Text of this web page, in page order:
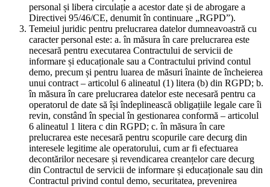
personal și libera circulație a acestor date și de abrogare a
Directivei 95/46/CE, denumit în continuare „RGPD”).
Temeiul juridic pentru prelucrarea datelor dumneavoastră cu
caracter personal este: a. în măsura în care prelucrarea este
necesară pentru executarea Contractului de servicii de
informare și educaționale sau a Contractului privind contul
demo, precum și pentru luarea de măsuri înainte de încheierea
unui contract – articolul 6 alineatul (1) litera (b) din RGPD; b.
în măsura în care prelucrarea datelor este necesară pentru ca
operatorul de date să își îndeplinească obligațiile legale care îi
revin, constând în special în gestionarea conformă – articolul
6 alineatul 1 litera c din RGPD; c. în măsura în care
prelucrarea este necesară pentru scopurile care decurg din
interesele legitime ale operatorului, cum ar fi efectuarea
decontărilor necesare și revendicarea creanțelor care decurg
din Contractul de servicii de informare și educaționale sau din
Contractul privind contul demo, securitatea, prevenirea